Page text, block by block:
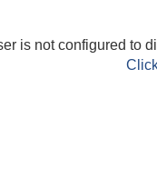
is not configured to